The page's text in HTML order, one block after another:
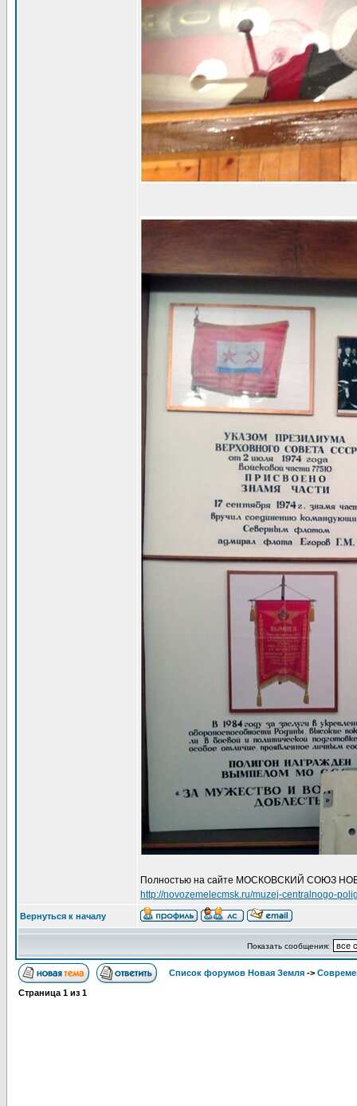
Полностью на сайте МОСКОВСКИЙ СОЮЗ
http://novozemelecmsk.ru/muzej-centralnogo-
Вернуться к началу
Показать сообщения:
Список форумов Новая Земля ->
Страница 1 из 1